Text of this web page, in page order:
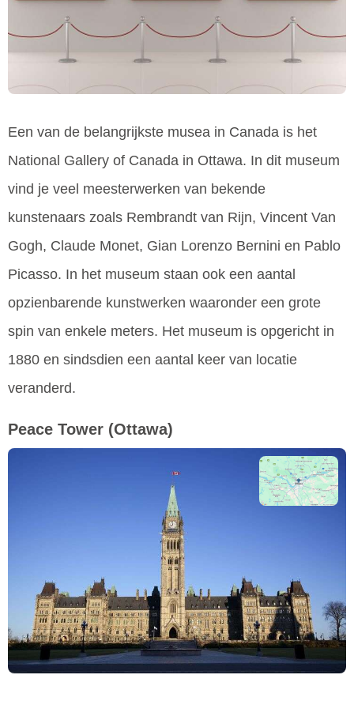
Een van de belangrijkste musea in Canada is het
National Gallery of Canada in Ottawa. In dit museum
vind je veel meesterwerken van bekende
kunstenaars zoals Rembrandt van Rijn, Vincent Van
Gogh, Claude Monet, Gian Lorenzo Bernini en Pablo
Picasso. In het museum staan ook een aantal
opzienbarende kunstwerken waaronder een grote
spin van enkele meters. Het museum is opgericht in
1880 en sindsdien een aantal keer van locatie
veranderd.
Peace Tower (Ottawa)